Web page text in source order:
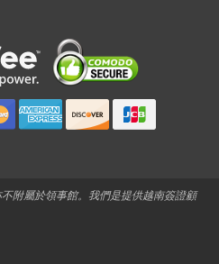
附屬於領事館。我們是提供越南簽證顧